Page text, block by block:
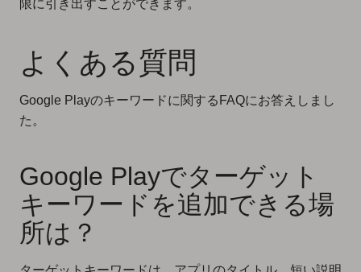
限に引き出すことができます。
よくある質問
Google Playのキーワードに関するFAQにお答えしまし
た。
Google Playでターゲット
キーワードを追加できる場
所は？